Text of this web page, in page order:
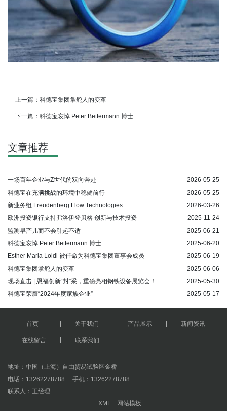
上一篇： 科德宝集团掌舵人的变革
下一篇： 科德宝哀悼 Peter Bettermann 博士
文章推荐
一场百年企业与Z世代的双向奔赴
2026-05-25
科德宝在充满挑战的环境中稳健前行
2026-05-25
新业务组 Freudenberg Flow Technologies
2026-03-26
欧洲投资银行支持弗洛伊登贝格 创新与技术投资
2025-11-24
监测早产儿而不会引起不适
2025-06-21
科德宝哀悼 Peter Bettermann 博士
2025-06-20
Esther Maria Loidl 被任命为科德宝集团董事会成员
2025-06-19
科德宝集团掌舵人的变革
2025-06-06
现场直击 | 恩福创新“封”采，重磅亮相钢铁设备展览会！
2025-05-30
科德宝荣膺“2024年度家族企业”
2025-05-17
首页 关于我们 产品展示 新闻资讯
在线留言 联系我们
地址：‌中国（上海）自由贸易试验区金桥
电话：13262278788 手机：13262278788
联系人：王经理
XML
网站模板